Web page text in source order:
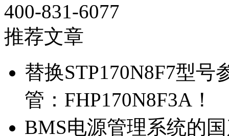
400-831-6077
推荐文章
替换STP170N8F7型
管：FHP170N8F3A！
BMS电源管理系统的